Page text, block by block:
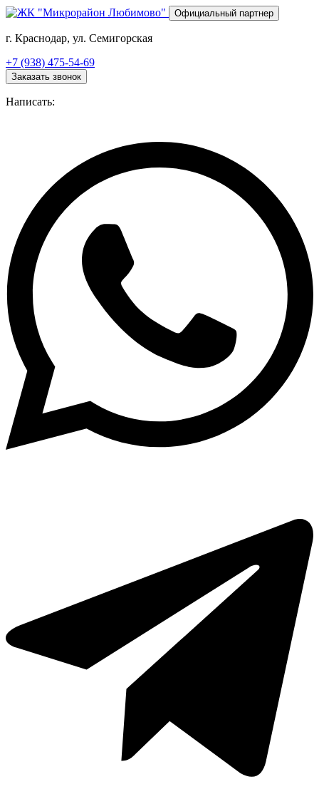
Перейти
основному
Официальный партнер
г. Краснодар, ул. Семигорская
+7 (938) 475-54-69
Заказать звонок
Написать: